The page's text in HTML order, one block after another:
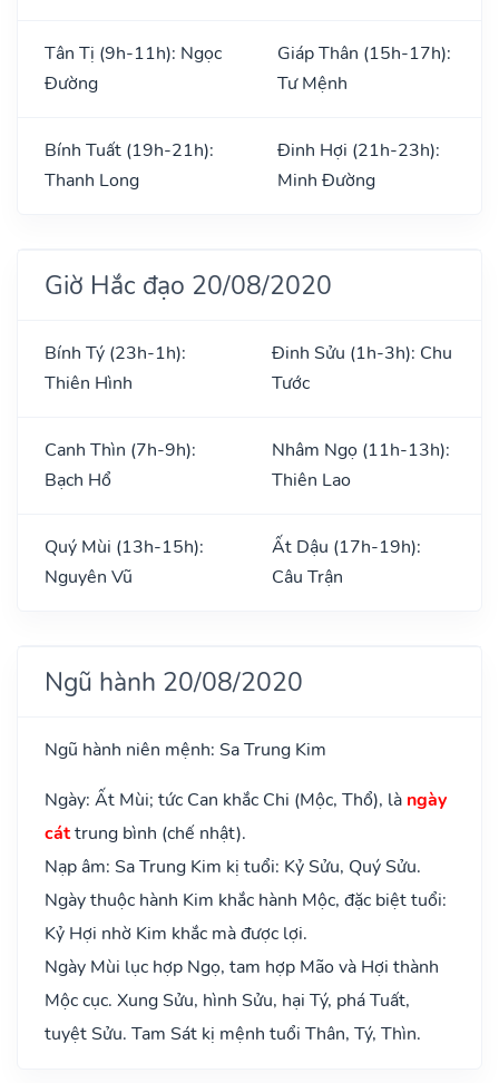
Tân Tị (9h-11h): Ngọc
Đường
Giáp Thân (15h-17h):
Tư Mệnh
Bính Tuất (19h-21h):
Thanh Long
Đinh Hợi (21h-23h):
Minh Đường
Giờ Hắc đạo 20/08/2020
Bính Tý (23h-1h):
Thiên Hình
Đinh Sửu (1h-3h): Chu
Tước
Canh Thìn (7h-9h):
Bạch Hổ
Nhâm Ngọ (11h-13h):
Thiên Lao
Quý Mùi (13h-15h):
Nguyên Vũ
Ất Dậu (17h-19h):
Câu Trận
Ngũ hành 20/08/2020
Ngũ hành niên mệnh: Sa Trung Kim
Ngày: Ất Mùi; tức Can khắc Chi (Mộc, Thổ), là ngày
cáttrung bình (chế nhật).
Nạp âm: Sa Trung Kim kị tuổi: Kỷ Sửu, Quý Sửu.
Ngày thuộc hành Kim khắc hành Mộc, đặc biệt tuổi:
Kỷ Hợi nhờ Kim khắc mà được lợi.
Ngày Mùi lục hợp Ngọ, tam hợp Mão và Hợi thành
Mộc cục. Xung Sửu, hình Sửu, hại Tý, phá Tuất,
tuyệt Sửu. Tam Sát kị mệnh tuổi Thân, Tý, Thìn.